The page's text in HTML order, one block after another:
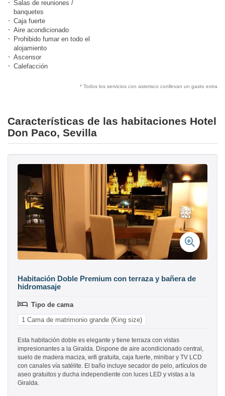
Salas de reuniones /
banquetes
Caja fuerte
Aire acondicionado
Prohibido fumar en todo el
alojamiento
Ascensor
Calefacción
* Todos los servicios con asterisco conllevan un gasto extra
Características de las habitaciones Hotel
Don Paco, Sevilla
Habitación Doble Premium con terraza y bañera de
hidromasaje
Tipo de cama
1 Cama de matrimonio grande (King size)
Esta habitación doble es elegante y tiene terraza con vistas
impresionantes a la Giralda. Dispone de aire acondicionado central,
suelo de madera maciza, wifi gratuita, caja fuerte, minibar y TV LCD
con canales vía satélite. El baño incluye secador de pelo, artículos de
aseo gratuitos y ducha independiente con luces LED y vistas a la
Giralda.